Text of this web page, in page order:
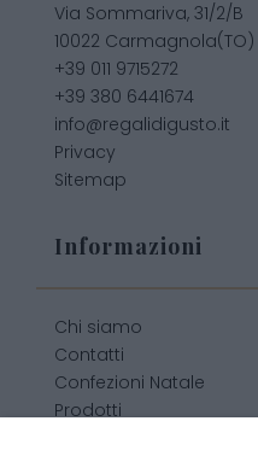
Via Sommariva, 31/2/B
10022 Carmagnola(TO)
+39 011 9715272
+39 380 6441674
info@regalidigusto.it
Privacy
Sitemap
Informazioni
Chi siamo
Contatti
Confezioni Natale
Prodotti